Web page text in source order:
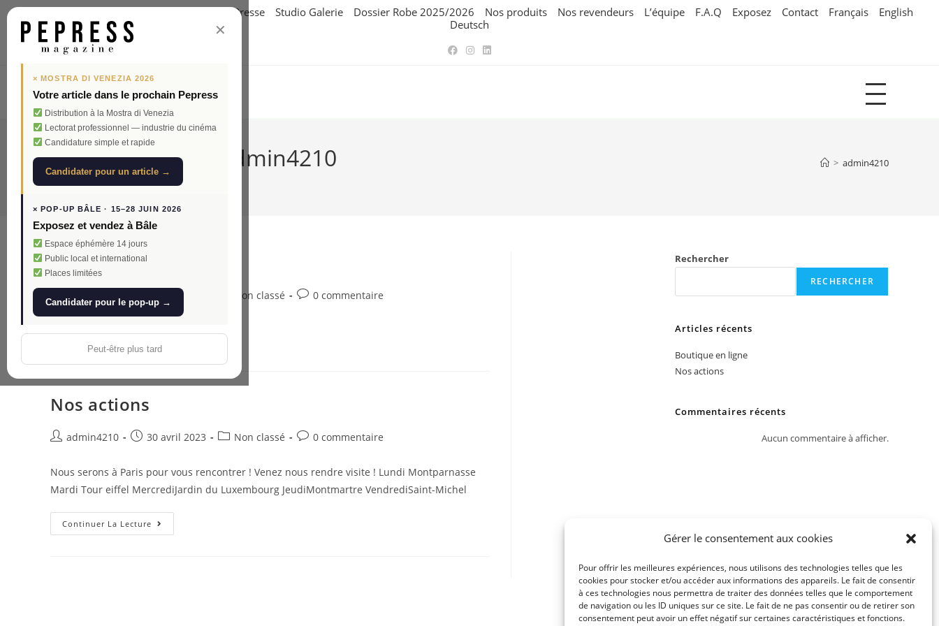
Gérer le consentement aux cookies
Pour offrir les meilleures expériences, nous utilisons des technologies telles que les
cookies pour stocker et/ou accéder aux informations des appareils. Le fait de consentir
à ces technologies nous permettra de traiter des données telles que le comportement
de navigation ou les ID uniques sur ce site. Le fait de ne pas consentir ou de retirer son
consentement peut avoir un effet négatif sur certaines caractéristiques et fonctions.
✕
× MOSTRA DI VENEZIA 2026
Votre article dans le prochain Pepress
Distribution à la Mostra di Venezia
Lectorat professionnel — industrie du cinéma
Candidature simple et rapide
Candidater pour un article →
× POP-UP BÂLE · 15–28 JUIN 2026
Exposez et vendez à Bâle
Espace éphémère 14 jours
Public local et international
Places limitées
Candidater pour le pop-up →
Peut-être plus tard
Skip
content
Accueil Presse Studio Galerie Dossier Robe 2025/2026 Nos produits Nos revendeurs L’équipe F.A.Q Exposez Contact Français
English
Deutsch
Main
Menu
Auteur/autrice : admin4210
Cet auteur a écrit 2 articles
> admin4210
Boutique en ligne
de
publication :
admin4210
Publication
publiée :
17 avril 2026 Non classé
Commentaires
0 commentaire
Boutique
En
Nos actions
Auteur/autrice
la
publication :
admin4210
Publication
30 avril 2023
PostNon classé
Commentaires
publication :
0 commentaire
Nous serons à Paris pour vous rencontrer ! Venez nous rendre visite ! Lundi Montparnasse
Mardi Tour eiffel MercrediJardin du Luxembourg JeudiMontmartre VendrediSaint-Michel
Continuer La Lecture Nos
Actions
Rechercher
RECHERCHER
Articles récents
Boutique en ligne
Nos actions
Commentaires récents
Aucun commentaire à afficher.